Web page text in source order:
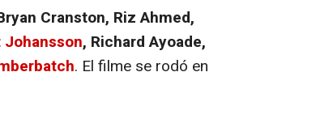
Cranston, Riz Ahmed,
, Richard Ayoade,
. El filme se rodó en